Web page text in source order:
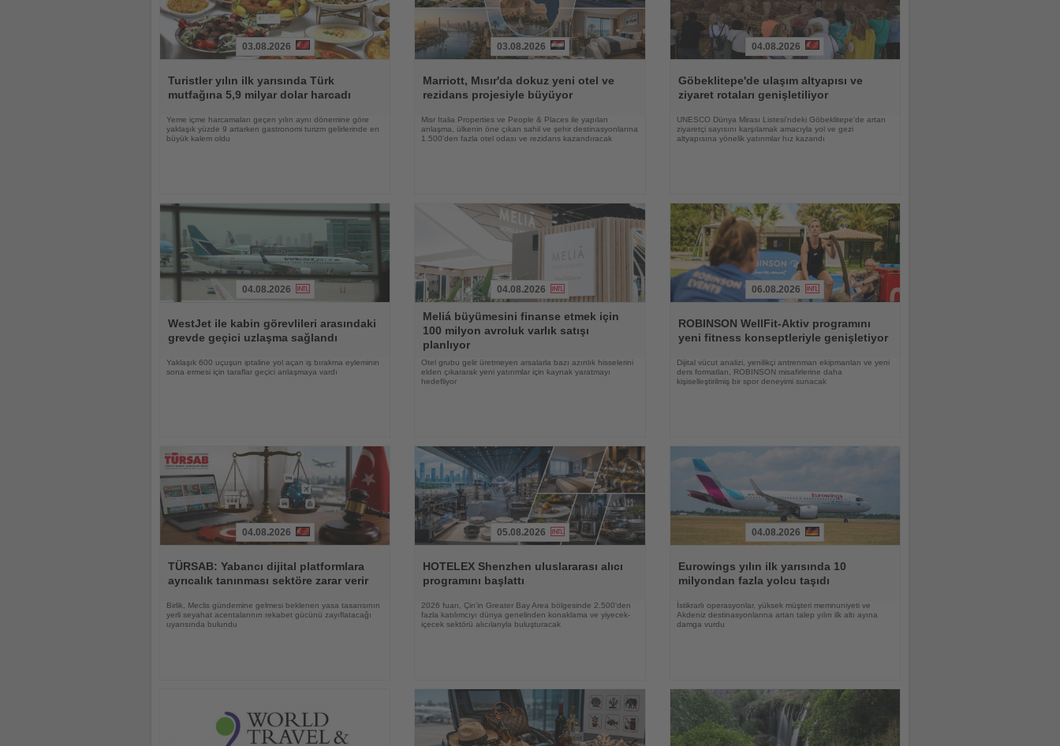
Oku
03.08.2026
Turistler yılın ilk yarısında Türk
mutfağına 5,9 milyar dolar harcadı
Yeme içme harcamaları geçen yılın aynı dönemine göre
yaklaşık yüzde 9 artarken gastronomi turizm gelirlerinde en
büyük kalem oldu
Oku
03.08.2026
Marriott, Mısır'da dokuz yeni otel ve
rezidans projesiyle büyüyor
Misr Italia Properties ve People & Places ile yapılan
anlaşma, ülkenin öne çıkan sahil ve şehir destinasyonlarına
1.500'den fazla otel odası ve rezidans kazandıracak
Oku
04.08.2026
Göbeklitepe'de ulaşım altyapısı ve
ziyaret rotaları genişletiliyor
UNESCO Dünya Mirası Listesi'ndeki Göbeklitepe'de artan
ziyaretçi sayısını karşılamak amacıyla yol ve gezi
altyapısına yönelik yatırımlar hız kazandı
Oku
04.08.2026
WestJet ile kabin görevlileri arasındaki
grevde geçici uzlaşma sağlandı
Yaklaşık 600 uçuşun iptaline yol açan iş bırakma eyleminin
sona ermesi için taraflar geçici anlaşmaya vardı
Oku
04.08.2026
Meliá büyümesini finanse etmek için
100 milyon avroluk varlık satışı
planlıyor
Otel grubu gelir üretmeyen arsalarla bazı azınlık hisselerini
elden çıkararak yeni yatırımlar için kaynak yaratmayı
hedefliyor
Oku
06.08.2026
ROBINSON WellFit-Aktiv programını
yeni fitness konseptleriyle genişletiyor
Dijital vücut analizi, yenilikçi antrenman ekipmanları ve yeni
ders formatları, ROBINSON misafirlerine daha
kişiselleştirilmiş bir spor deneyimi sunacak
Oku
04.08.2026
TÜRSAB: Yabancı dijital platformlara
ayrıcalık tanınması sektöre zarar verir
Birlik, Meclis gündemine gelmesi beklenen yasa tasarısının
yerli seyahat acentalarının rekabet gücünü zayıflatacağı
uyarısında bulundu
Oku
05.08.2026
HOTELEX Shenzhen uluslararası alıcı
programını başlattı
2026 fuarı, Çin'in Greater Bay Area bölgesinde 2.500'den
fazla katılımcıyı dünya genelinden konaklama ve yiyecek-
içecek sektörü alıcılarıyla buluşturacak
Oku
04.08.2026
Eurowings yılın ilk yarısında 10
milyondan fazla yolcu taşıdı
İstikrarlı operasyonlar, yüksek müşteri memnuniyeti ve
Akdeniz destinasyonlarına artan talep yılın ilk altı ayına
damga vurdu